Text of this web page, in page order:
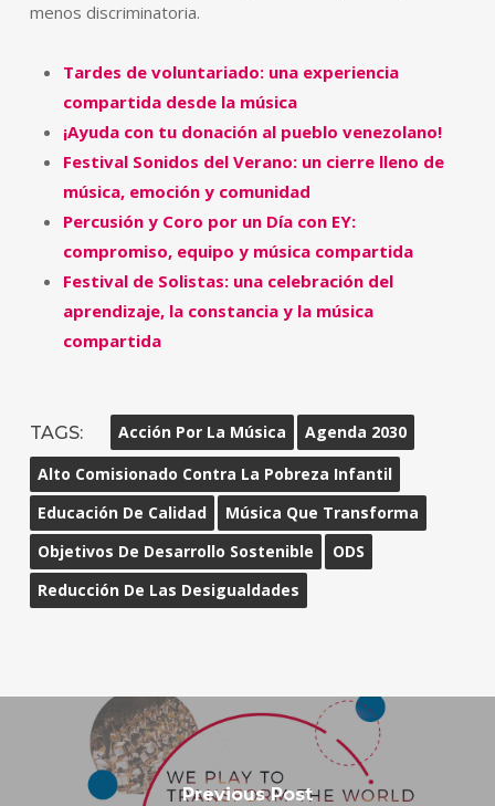
menos discriminatoria.
Tardes de voluntariado: una experiencia
compartida desde la música
¡Ayuda con tu donación al pueblo venezolano!
Festival Sonidos del Verano: un cierre lleno de
música, emoción y comunidad
Percusión y Coro por un Día con EY:
compromiso, equipo y música compartida
Festival de Solistas: una celebración del
aprendizaje, la constancia y la música
compartida
TAGS: Acción Por La Música
Agenda 2030
Alto Comisionado Contra La Pobreza Infantil
Educación De Calidad
Música Que Transforma
Objetivos De Desarrollo Sostenible
ODS
Reducción De Las Desigualdades
Previous Post